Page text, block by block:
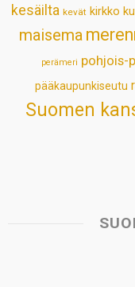
kesäilta kevät kirkko
maisema
perämeri pohjois-
pääkaupunkiseutu
Suomen